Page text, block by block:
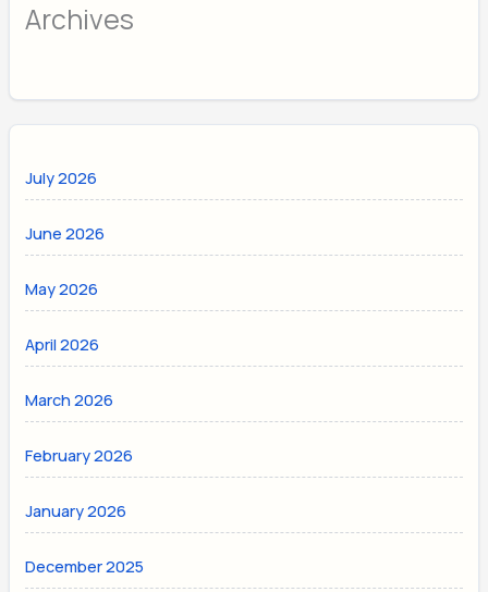
Archives
July 2026
June 2026
May 2026
April 2026
March 2026
February 2026
January 2026
December 2025